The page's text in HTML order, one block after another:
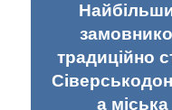
традиційно
а міська